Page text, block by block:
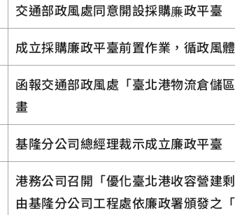
交通部政風處同意開設採購廉政平臺
成立採購廉政平臺前置作業，循政風
函報交通部政風處「臺北港物流倉儲
畫
基隆分公司總經理裁示成立廉政平臺
港務公司召開「優化臺北港收容營建
由基隆分公司工程處依廉政署頒發之